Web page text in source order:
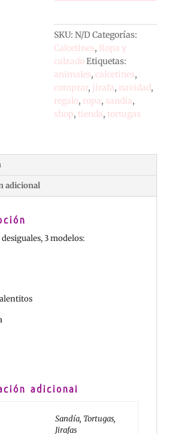
SKU:N/D Categorías:
Calcetines, Ropa y
calzadoEtiquetas:
animales, calcetines,
comprar, jirafa, navidad,
regalo, ropa, sandía,
shop, tienda, tortugas
adicional
3 modelos:
adicional
Sandía, Tortugas,
Jirafas